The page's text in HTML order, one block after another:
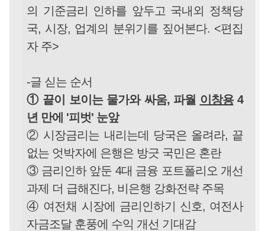
의 기준금리 인하를 앞두고 국내외 정책당
국, 시장, 업계의 분위기를 짚어본다. <편집
자 주>
-글 싣는 순서
① 끝이 보이는 물가와 싸움, 파월 이창용4
년 만에 '피벗' 눈앞
② 시장금리는 내리는데 당국은 올려라, 끝
없는 엇박자에 은행은 방긋 국민은 혼란
③ 금리인하 앞둔 4대 금융 포트폴리오 개선
과제 더 급해진다, 비은행 강화전략 주목
④ 여전채 시장에 금리인하기 신호, 여전사
자금조달 훈풍에 수익 개선 기대감